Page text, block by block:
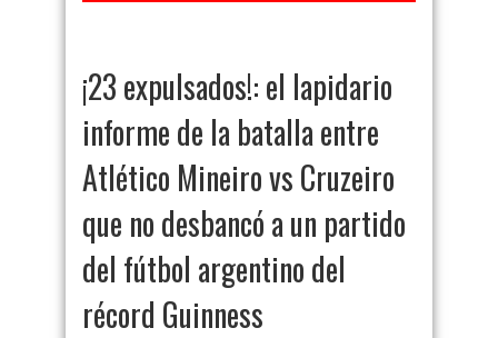
¡23 expulsados!: el lapidario
informe de la batalla entre
Atlético Mineiro vs Cruzeiro
que no desbancó a un partido
del fútbol argentino del
récord Guinness